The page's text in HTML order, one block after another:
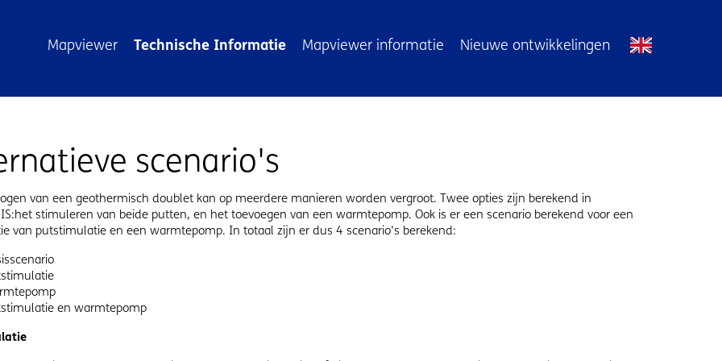
Mapviewer Technische Informatie Mapviewer informatie Nieuwe ontwikkelingen
scenario's
van een geothermisch doublet kan op meerdere manieren worden vergroot. Twee opties zijn berekend in
stimuleren van beide putten, en het toevoegen van een warmtepomp. Ook is er een scenario berekend voor een
van putstimulatie en een warmtepomp. In totaal zijn er dus 4 scenario's berekend:
en warmtepomp